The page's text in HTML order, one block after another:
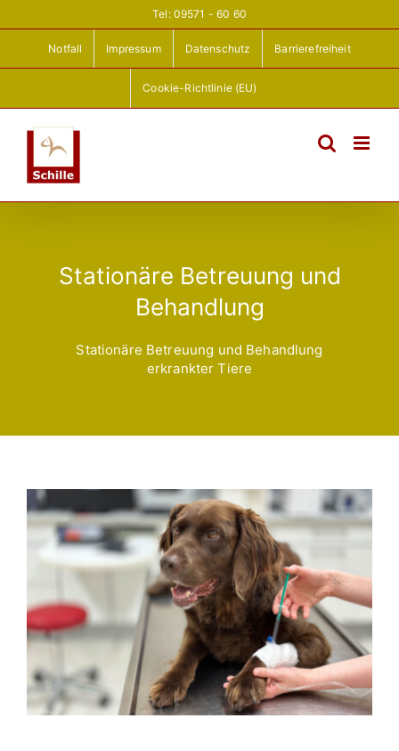
Inhalt
springen
Tel: 09571 - 60 60
Notfall Impressum Datenschutz Barrierefreiheit
Cookie-Richtlinie (EU)
Stationäre Betreuung und
Behandlung
Stationäre Betreuung und Behandlung
erkrankter Tiere